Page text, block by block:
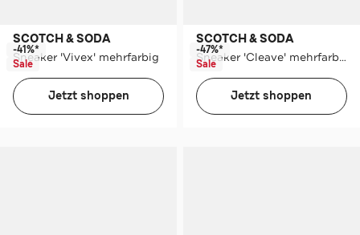
SCOTCH & SODA
Sneaker 'Vivex' mehrfarbig
-41%*
Sale
Jetzt shoppen
SCOTCH & SODA
Sneaker 'Cleave' mehrfarbig
-47%*
Sale
Jetzt shoppen